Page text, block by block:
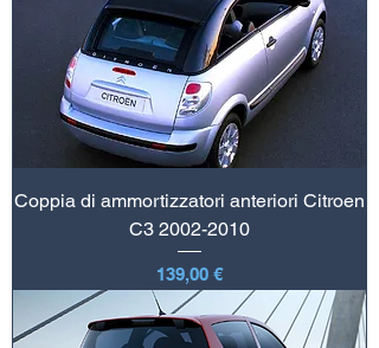
Coppia di ammortizzatori anteriori Citroen
C3 2002-2010
Prezzo
139,00 €